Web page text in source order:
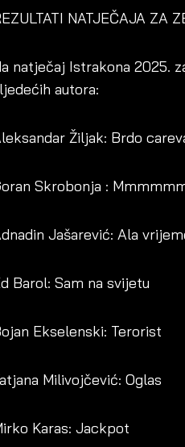
NATJEČAJA ZA
natječaj Istrakona 2025.
autora:
Žiljak: Brdo
Skrobonja :
Jašarević: Ala
Barol: Sam na svijetu
Ekselenski: Terorist
Milivojčević: Oglas
Karas: Jackpot